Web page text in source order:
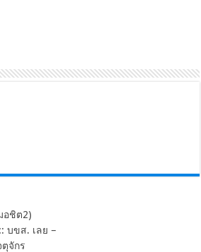
อชิต2)
บขส. เลย –
จักร